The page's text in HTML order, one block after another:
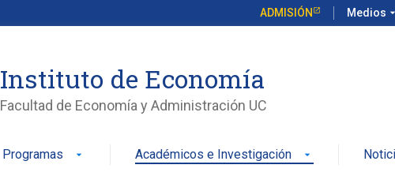
ADMISIÓN Medios arrow_drop_down
Instituto de Economía
Facultad de Economía y Administración UC
Programas arrow_drop_down Académicos e Investigación arrow_drop_down